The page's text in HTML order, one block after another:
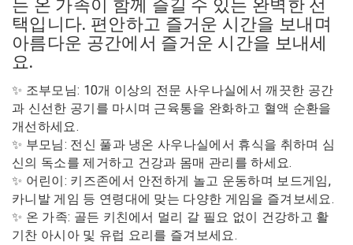
는 온 가족이 함께 즐길 수 있는 완벽한 선
택입니다. 편안하고 즐거운 시간을 보내며
아름다운 공간에서 즐거운 시간을 보내세
요.
✨ 조부모님: 10개 이상의 전문 사우나실에서 깨끗한 공간
과 신선한 공기를 마시며 근육통을 완화하고 혈액 순환을
개선하세요.
✨ 부모님: 전신 풀과 냉온 사우나실에서 휴식을 취하며 심
신의 독소를 제거하고 건강과 몸매 관리를 하세요.
✨ 어린이: 키즈존에서 안전하게 놀고 운동하며 보드게임,
카니발 게임 등 연령대에 맞는 다양한 게임을 즐겨보세요.
✨ 온 가족: 골든 키친에서 멀리 갈 필요 없이 건강하고 활
기찬 아시아 및 유럽 요리를 즐겨보세요.